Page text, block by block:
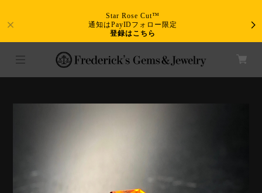
Star Rose Cut™
通知はPayIDフォロー限定
登録はこちら